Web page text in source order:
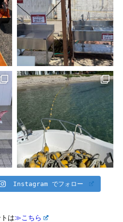
Instagram でフォロー
は≫こちら